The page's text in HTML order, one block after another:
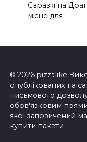
Євразія на
місце для
© 2026 pizzalike
опублікованих на
письмового
обов'язковим
якої запозичений
купити пакети